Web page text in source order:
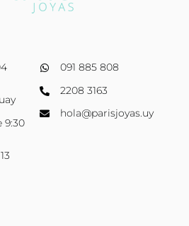
9:30
091 885 808
2208 3163
hola@parisjoyas.uy